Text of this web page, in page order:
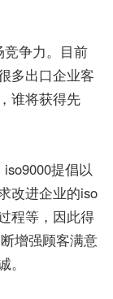
争力。目前
多出口企业客
谁将获得先
提倡以
改进企业的iso
程等，因此得
增强顾客满意